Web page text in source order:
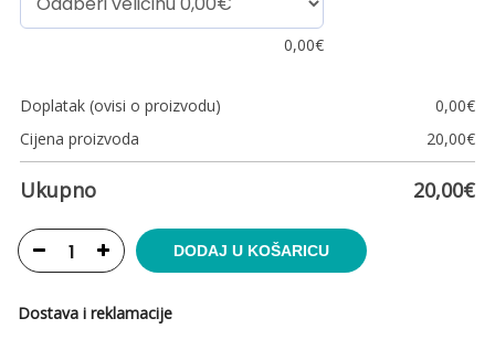
0,00€
Doplatak (ovisi o proizvodu) 0,00€
Cijena proizvoda
20,00€
Ukupno 20,00€
DODAJ U KOŠARICU
Dostava i reklamacije